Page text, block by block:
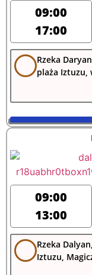
09:00
17:00
Rzeka
plaża Iztuzu,
09:00
13:00
Rzeka
Iztuzu,